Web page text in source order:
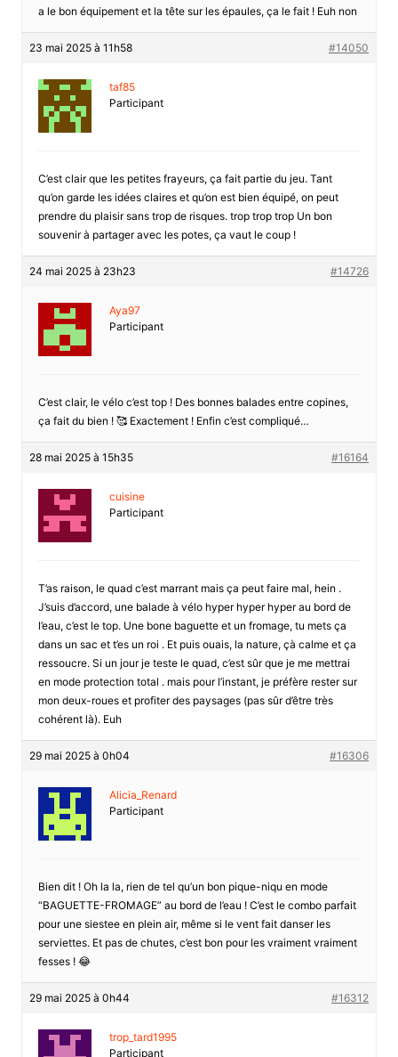
a le bon équipement et la tête sur les épaules, ça le fait ! Euh non
23 mai 2025 à 11h58 #14050
taf85
Participant
C’est clair que les petites frayeurs, ça fait partie du jeu. Tant
qu’on garde les idées claires et qu’on est bien équipé, on peut
prendre du plaisir sans trop de risques. trop trop trop Un bon
souvenir à partager avec les potes, ça vaut le coup !
24 mai 2025 à 23h23 #14726
Aya97
Participant
C’est clair, le vélo c’est top ! Des bonnes balades entre copines,
ça fait du bien ! 🥰 Exactement ! Enfin c’est compliqué…
28 mai 2025 à 15h35 #16164
cuisine
Participant
T’as raison, le quad c’est marrant mais ça peut faire mal, hein .
J’suis d’accord, une balade à vélo hyper hyper hyper au bord de
l’eau, c’est le top. Une bone baguette et un fromage, tu mets ça
dans un sac et t’es un roi . Et puis ouais, la nature, çà calme et ça
ressoucre. Si un jour je teste le quad, c’est sûr que je me mettrai
en mode protection total . mais pour l’instant, je préfère rester sur
mon deux-roues et profiter des paysages (pas sûr d’être très
cohérent là). Euh
29 mai 2025 à 0h04 #16306
Alicia_Renard
Participant
Bien dit ! Oh la la, rien de tel qu’un bon pique-niqu en mode
“BAGUETTE-FROMAGE” au bord de l’eau ! C’est le combo parfait
pour une siestee en plein air, même si le vent fait danser les
serviettes. Et pas de chutes, c’est bon pour les vraiment vraiment
fesses ! 😂
29 mai 2025 à 0h44 #16312
trop_tard1995
Participant